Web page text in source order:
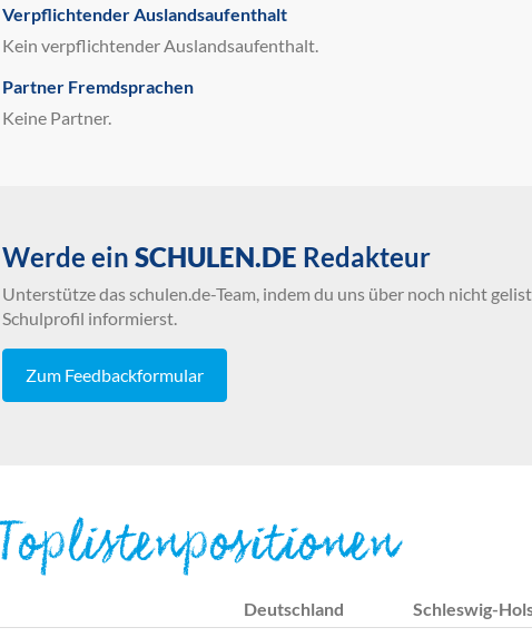
Verpflichtender Auslandsaufenthalt
Kein verpflichtender Auslandsaufenthalt.
Partner Fremdsprachen
Keine Partner.
Werde ein SCHULEN.DE Redakteur
Unterstütze das schulen.de-Team, indem du uns über noch nicht
Schulprofil informierst.
Zum Feedbackformular
Toplistenpositionen
Deutschland
Schleswig-